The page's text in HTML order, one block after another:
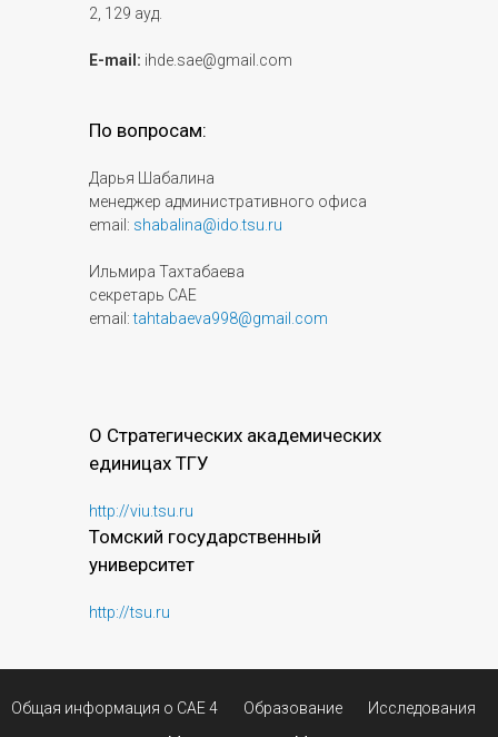
2, 129 ауд.
E-mail: ihde.sae@gmail.com
По вопросам:
Дарья Шабалина
менеджер административного офиса
email: shabalina@ido.tsu.ru
Ильмира Тахтабаева
секретарь САЕ
email:tahtabaeva998@gmail.com
О Стратегических академических
единицах ТГУ
http://viu.tsu.ru
Томский государственный
университет
http://tsu.ru
Общая информация о САЕ 4 Образование
Исследования